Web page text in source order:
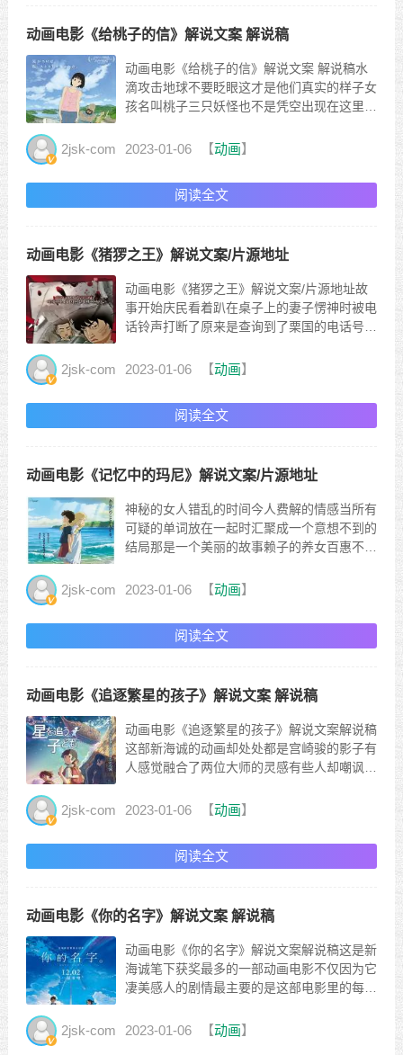
动画电影《给桃子的信》解说文案 解说稿
动画电影《给桃子的信》解说文案 解说稿水
滴攻击地球不要眨眼这才是他们真实的样子女
孩名叫桃子三只妖怪也不是凭空出现在这里自
下的老家陌生的环境加上陌生的人桃子一开始
搬行李时桃子被一个包装精美的盒子吸引了打
开是一本泛黄的《妖怪...
2jsk-com 2023-01-06 【动画】
阅读全文
动画电影《猪猡之王》解说文案/片源地址
动画电影《猪猡之王》解说文案/片源地址故
事开始庆民看着趴在桌子上的妻子愣神时被电
话铃声打断了原来是查询到了栗国的电话号码
不足以形容他此刻也正在被自己的老板训斥辱
相同的忙音提示当妻子回家时一开始质问你为
什么一直没有接听当妻...
2jsk-com 2023-01-06 【动画】
阅读全文
动画电影《记忆中的玛尼》解说文案/片源地址
神秘的女人错乱的时间今人费解的情感当所有
可疑的单词放在一起时汇聚成一个意想不到的
结局那是一个美丽的故事赖子的养女百惠不知
开始变得内向加上哮喘病她的医生告诉赖子让
下大谷叔叔阿姨家这里的风景很美大谷夫妇也
很随和友好在回家的车...
2jsk-com 2023-01-06 【动画】
阅读全文
动画电影《追逐繁星的孩子》解说文案 解说稿
动画电影《追逐繁星的孩子》解说文案解说稿
这部新海诚的动画却处处都是宫崎骏的影子有
人感觉融合了两位大师的灵感有些人却嘲讽这
星的孩子》明目菜是一名学生她每天最喜欢的
间办公室她从书架上拿出一个盒子气喘吁吁的
爬到更高处打开铁盒...
2jsk-com 2023-01-06 【动画】
阅读全文
动画电影《你的名字》解说文案 解说稿
动画电影《你的名字》解说文案解说稿这是新
海诚笔下获奖最多的一部动画电影不仅因为它
凄美感人的剧情最主要的是这部电影里的每一
极致的画面它就是你的名字男主泷做了一个奇
2jsk-com 2023-01-06 【动画】